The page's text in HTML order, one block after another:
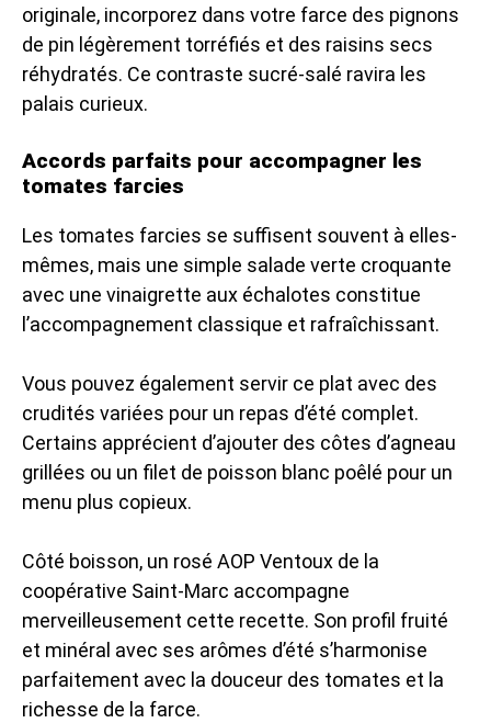
originale, incorporez dans votre farce des pignons
de pin légèrement torréfiés et des raisins secs
réhydratés. Ce contraste sucré-salé ravira les
palais curieux.
Accords parfaits pour accompagner les
tomates farcies
Les tomates farcies se suffisent souvent à elles-
mêmes, mais une simple salade verte croquante
avec une vinaigrette aux échalotes constitue
l’accompagnement classique et rafraîchissant.
Vous pouvez également servir ce plat avec des
crudités variées pour un repas d’été complet.
Certains apprécient d’ajouter des côtes d’agneau
grillées ou un filet de poisson blanc poêlé pour un
menu plus copieux.
Côté boisson, un rosé AOP Ventoux de la
coopérative Saint-Marc accompagne
merveilleusement cette recette. Son profil fruité
et minéral avec ses arômes d’été s’harmonise
parfaitement avec la douceur des tomates et la
richesse de la farce.